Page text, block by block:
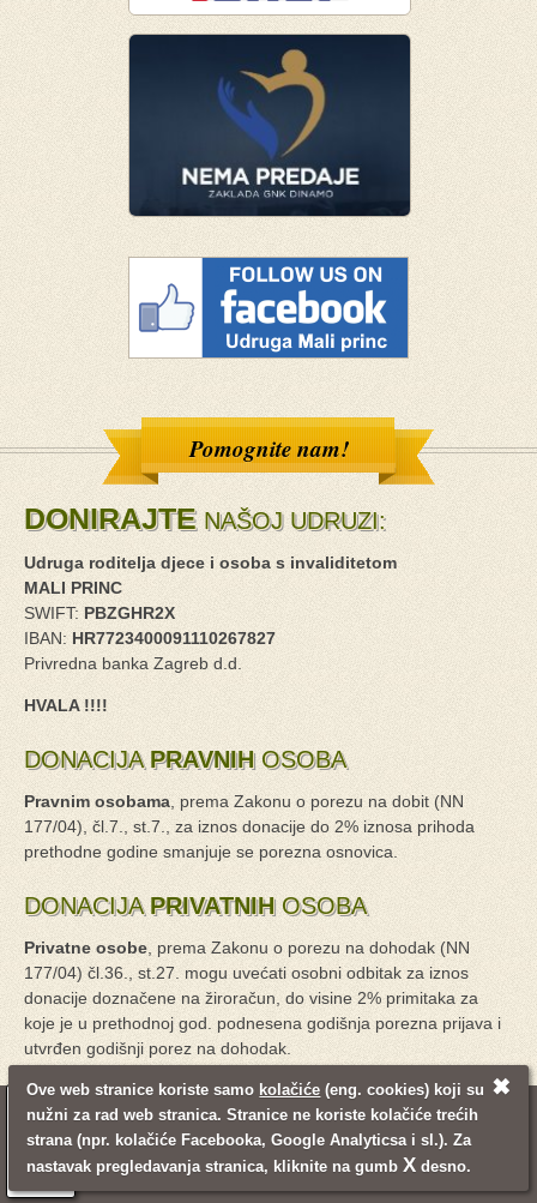
Ove web stranice koriste samo kolačiće (eng. cookies) koji su
nužni za rad web stranica. Stranice ne koriste kolačiće trećih
strana (npr. kolačiće Facebooka, Google Analyticsa i sl.). Za
nastavak pregledavanja stranica, kliknite na gumbX desno.
✖
Pomognite nam!
DONIRAJTENAŠOJ UDRUZI:
Udruga roditelja djece i osoba s invaliditetom
MALI PRINC
SWIFT: PBZGHR2X
IBAN: HR7723400091110267827
Privredna banka Zagreb d.d.
HVALA !!!!
DONACIJA PRAVNIH OSOBA
Pravnim osobama, prema Zakonu o porezu na dobit (NN
177/04), čl.7., st.7., za iznos donacije do 2% iznosa prihoda
prethodne godine smanjuje se porezna osnovica.
DONACIJA PRIVATNIH OSOBA
Privatne osobe , prema Zakonu o porezu na dohodak (NN
177/04) čl.36., st.27. mogu uvećati osobni odbitak za iznos
donacije doznačene na žiroračun, do visine 2% primitaka za
koje je u prethodnoj god. podnesena godišnja porezna prijava i
utvrđen godišnji porez na dohodak.
© 2008 - 2021. Udruga Mali princ Pravne napomene
Mapa stranica
Pretraživanje
Kontakt informacije
Login
Back to top
Izrada web stranica:Inventum